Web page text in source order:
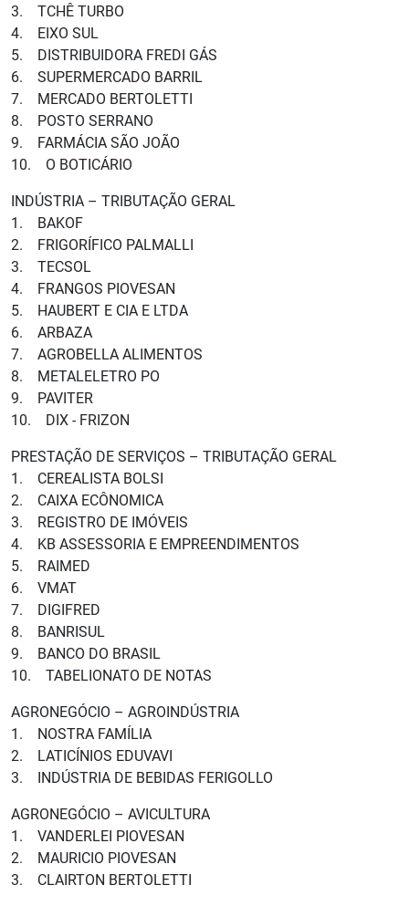
3. TCHÊ TURBO
4. EIXO SUL
5. DISTRIBUIDORA FREDI GÁS
6. SUPERMERCADO BARRIL
7. MERCADO BERTOLETTI
8. POSTO SERRANO
9. FARMÁCIA SÃO JOÃO
10. O BOTICÁRIO
INDÚSTRIA – TRIBUTAÇÃO GERAL
1. BAKOF
2. FRIGORÍFICO PALMALLI
3. TECSOL
4. FRANGOS PIOVESAN
5. HAUBERT E CIA E LTDA
6. ARBAZA
7. AGROBELLA ALIMENTOS
8. METALELETRO PO
9. PAVITER
10. DIX - FRIZON
PRESTAÇÃO DE SERVIÇOS – TRIBUTAÇÃO GERAL
1. CEREALISTA BOLSI
2. CAIXA ECÔNOMICA
3. REGISTRO DE IMÓVEIS
4. KB ASSESSORIA E EMPREENDIMENTOS
5. RAIMED
6. VMAT
7. DIGIFRED
8. BANRISUL
9. BANCO DO BRASIL
10. TABELIONATO DE NOTAS
AGRONEGÓCIO – AGROINDÚSTRIA
1. NOSTRA FAMÍLIA
2. LATICÍNIOS EDUVAVI
3. INDÚSTRIA DE BEBIDAS FERIGOLLO
AGRONEGÓCIO – AVICULTURA
1. VANDERLEI PIOVESAN
2. MAURICIO PIOVESAN
3. CLAIRTON BERTOLETTI